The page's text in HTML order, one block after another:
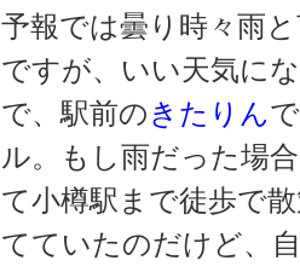
予報では曇り時々雨
ですが、いい天気に
で、駅前のきたりん
ル。もし雨だった場
て小樽駅まで徒歩で
てていたのだけど、